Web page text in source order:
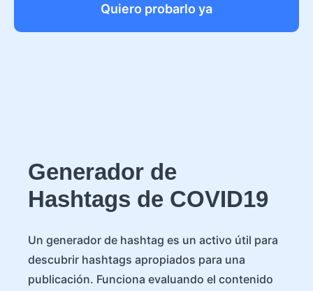
Quiero probarlo ya
Generador de
Hashtags de COVID19
Un generador de hashtag es un activo útil para
descubrir hashtags apropiados para una
publicación. Funciona evaluando el contenido